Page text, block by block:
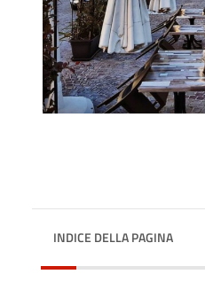
INDICE DELLA PAGINA